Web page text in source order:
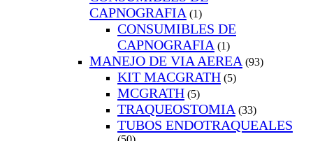
CAPNOGRAFIA (1)
CONSUMIBLES DE
CAPNOGRAFIA (1)
MANEJO DE VIA AEREA (93)
KIT MACGRATH (5)
MCGRATH (5)
TRAQUEOSTOMIA (33)
TUBOS ENDOTRAQUEALES